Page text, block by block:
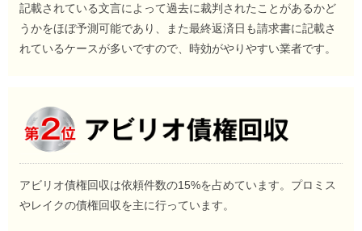
記載されている文言によって過去に裁判されたことがあるかど
うかをほぼ予測可能であり、また最終返済日も請求書に記載さ
れているケースが多いですので、時効がやりやすい業者です。
アビリオ債権回収は依頼件数の15%を占めています。プロミス
やレイクの債権回収を主に行っています。